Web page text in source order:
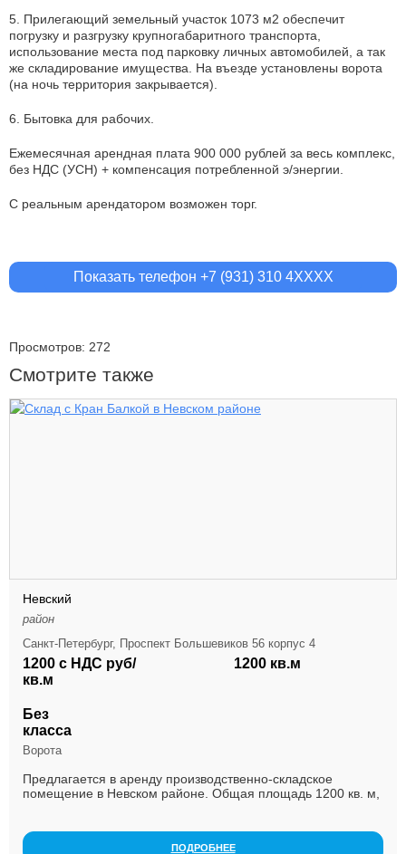
5. Прилегающий земельный участок 1073 м2 обеспечит
погрузку и разгрузку крупногабаритного транспорта,
использование места под парковку личных автомобилей, а так
же складирование имущества. На въезде установлены ворота
(на ночь территория закрывается).
6. Бытовка для рабочих.
Ежемесячная арендная плата 900 000 рублей за весь комплекс,
без НДС (УСН) + компенсация потребленной э/энергии.
С реальным арендатором возможен торг.
Показать телефон +7 (931) 310 4XXXX
Просмотров: 272
Смотрите также
Невский
район
Санкт-Петербург, Проспект Большевиков 56 корпус 4
1200 с НДС руб/
кв.м
1200 кв.м
Без
класса
Ворота
Предлагается в аренду производственно-складское
помещение в Невском районе. Общая площадь 1200 кв. м,
ПОДРОБНЕЕ